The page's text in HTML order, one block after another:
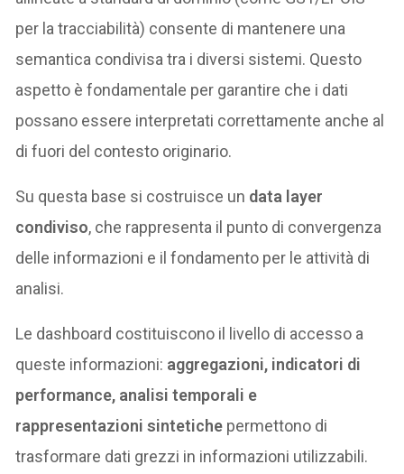
per la tracciabilità) consente di mantenere una
semantica condivisa tra i diversi sistemi. Questo
aspetto è fondamentale per garantire che i dati
possano essere interpretati correttamente anche al
di fuori del contesto originario.
Su questa base si costruisce un data layer
condiviso, che rappresenta il punto di convergenza
delle informazioni e il fondamento per le attività di
analisi.
Le dashboard costituiscono il livello di accesso a
queste informazioni: aggregazioni, indicatori di
performance, analisi temporali e
rappresentazioni sintetiche permettono di
trasformare dati grezzi in informazioni utilizzabili.